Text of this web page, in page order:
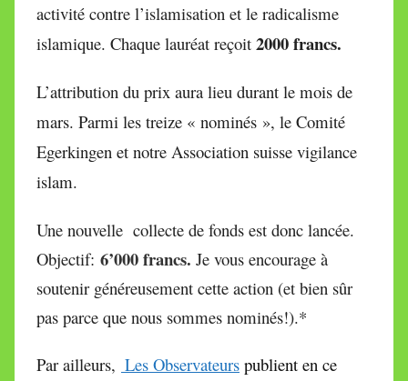
activité contre l’islamisation et le radicalisme
islamique. Chaque lauréat reçoit 2000 francs.
L’attribution du prix aura lieu durant le mois de
mars. Parmi les treize « nominés », le Comité
Egerkingen et notre Association suisse vigilance
islam.
Une nouvelle collecte de fonds est donc lancée.
Objectif: 6’000 francs. Je vous encourage à
soutenir généreusement cette action (et bien sûr
pas parce que nous sommes nominés!).*
Par ailleurs, Les Observateurs publient en ce